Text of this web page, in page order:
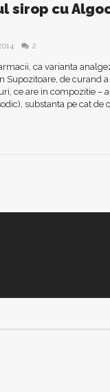
sirop cu
2
ca varianta
Supozitoare, de curand
ce are in compozitie –
substanta pe cat de